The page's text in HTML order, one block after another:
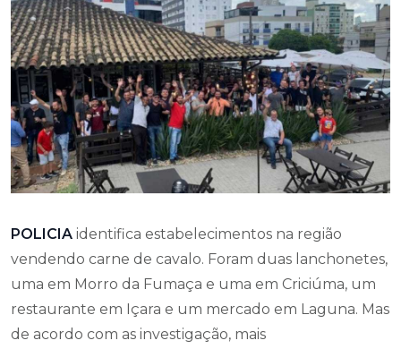
POLICIA identifica estabelecimentos na região
vendendo carne de cavalo. Foram duas lanchonetes,
uma em Morro da Fumaça e uma em Criciúma, um
restaurante em Içara e um mercado em Laguna. Mas
de acordo com as investigação, mais